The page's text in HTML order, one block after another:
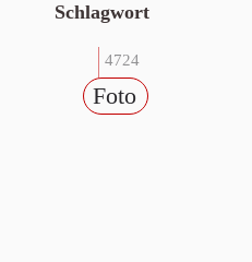
Schlagwort
4724
Foto